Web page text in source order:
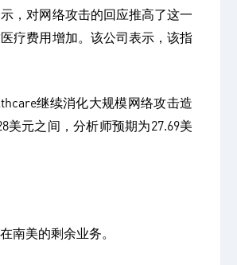
，对网络攻击的回应推高了这一
疗费用增加。该公司表示，该指
继续消化大规模网络攻击造
美元之间，分析师预期为27.69美
南美的剩余业务。